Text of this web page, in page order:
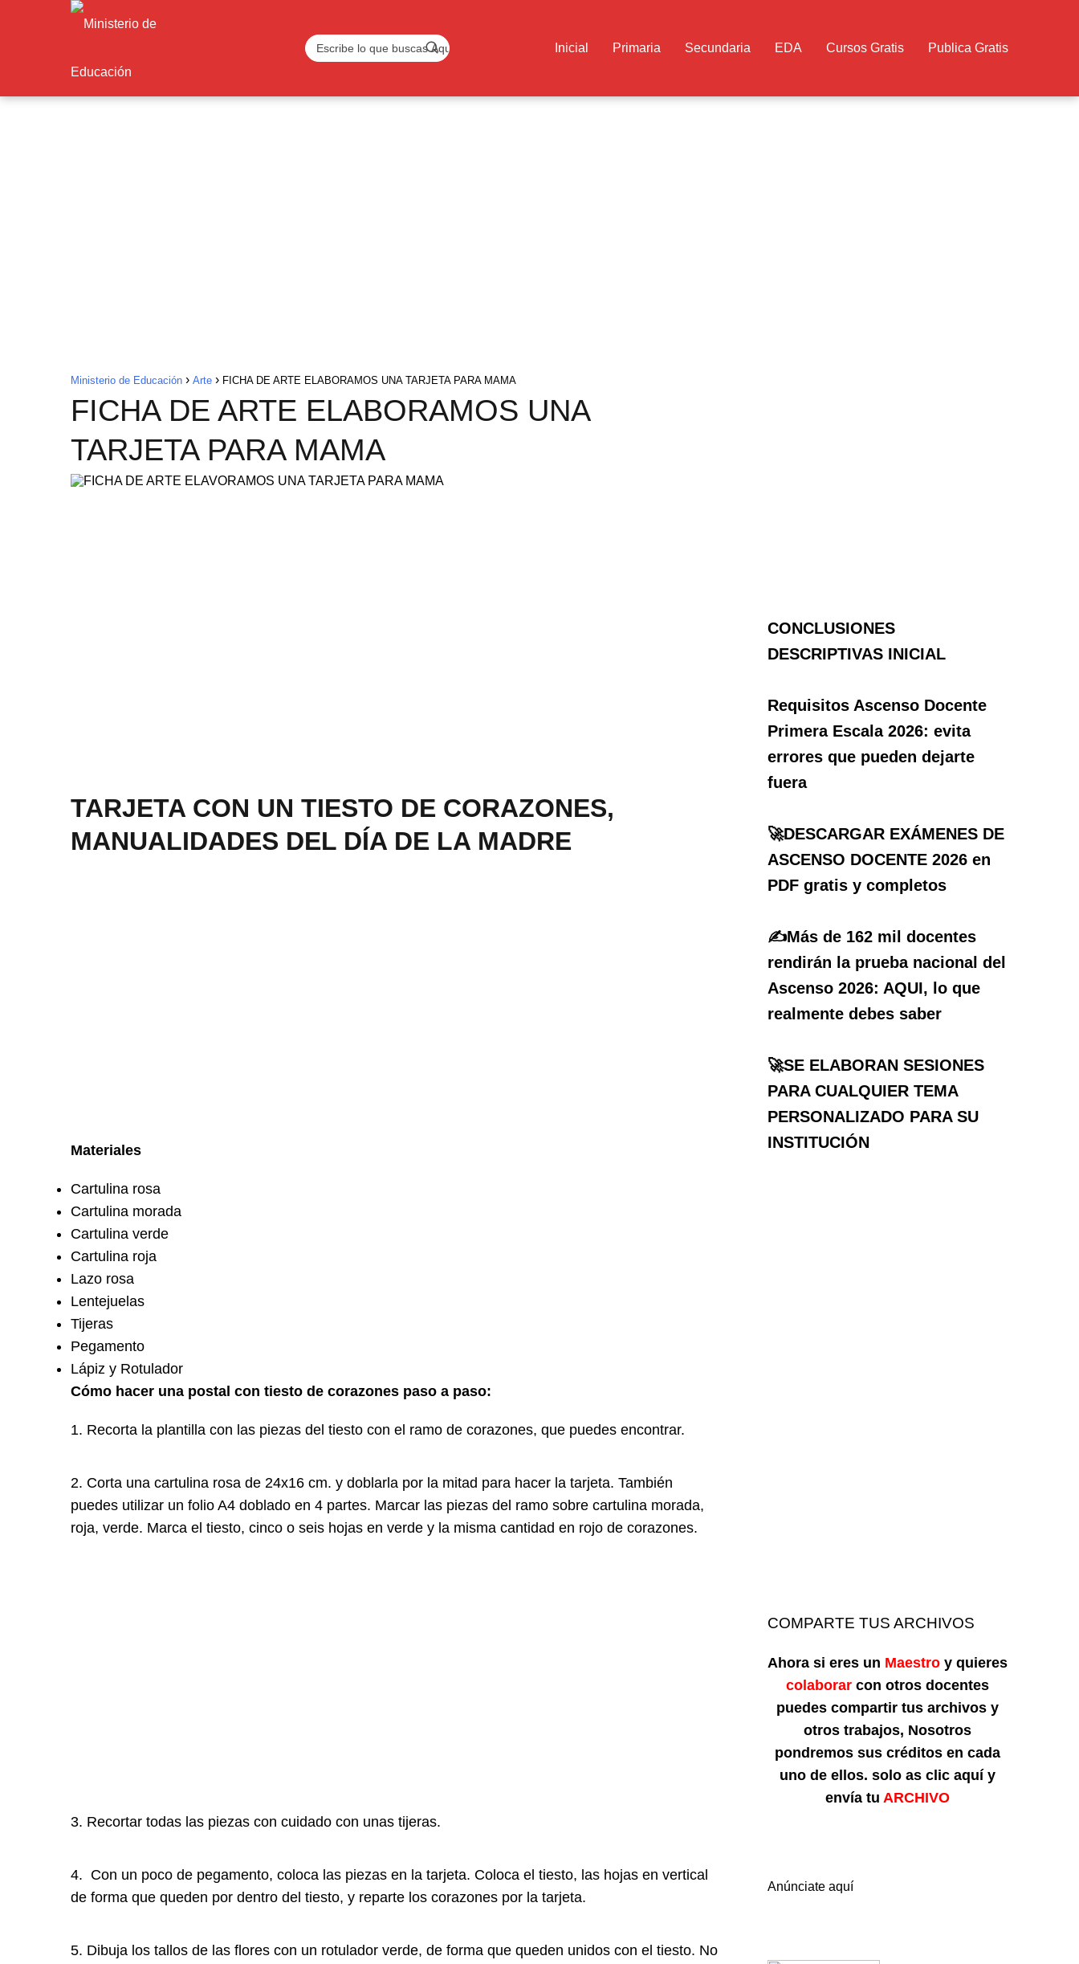
Inicial Primaria Secundaria EDA Cursos Gratis Publica Gratis
Ministerio de Educación Arte FICHA DE ARTE ELABORAMOS UNA TARJETA PARA MAMA
FICHA DE ARTE ELABORAMOS UNA
TARJETA PARA MAMA
TARJETA CON UN TIESTO DE CORAZONES,
MANUALIDADES DEL DÍA DE LA MADRE
Materiales
Cartulina rosa
Cartulina morada
Cartulina verde
Cartulina roja
Lazo rosa
Lentejuelas
Tijeras
Pegamento
Lápiz y Rotulador
Cómo hacer una postal con tiesto de corazones paso a paso:
1. Recorta la plantilla con las piezas del tiesto con el ramo de corazones, que puedes encontrar.
2. Corta una cartulina rosa de 24x16 cm. y doblarla por la mitad para hacer la tarjeta. También
puedes utilizar un folio A4 doblado en 4 partes. Marcar las piezas del ramo sobre cartulina morada,
roja, verde. Marca el tiesto, cinco o seis hojas en verde y la misma cantidad en rojo de corazones.
3. Recortar todas las piezas con cuidado con unas tijeras.
4. Con un poco de pegamento, coloca las piezas en la tarjeta. Coloca el tiesto, las hojas en vertical
de forma que queden por dentro del tiesto, y reparte los corazones por la tarjeta.
5. Dibuja los tallos de las flores con un rotulador verde, de forma que queden unidos con el tiesto. No
CONCLUSIONES
DESCRIPTIVAS INICIAL
Requisitos Ascenso Docente
Primera Escala 2026: evita
errores que pueden dejarte
fuera
🚀DESCARGAR EXÁMENES DE
ASCENSO DOCENTE 2026 en
PDF gratis y completos
✍️Más de 162 mil docentes
rendirán la prueba nacional del
Ascenso 2026: AQUI, lo que
realmente debes saber
🚀SE ELABORAN SESIONES
PARA CUALQUIER TEMA
PERSONALIZADO PARA SU
INSTITUCIÓN
COMPARTE TUS ARCHIVOS
Ahora si eres un Maestro y quieres
colaborar con otros docentes
puedes compartir tus archivos y
otros trabajos, Nosotros
pondremos sus créditos en cada
uno de ellos. solo as clic aquí y
envía tuARCHIVO
Anúnciate aquí